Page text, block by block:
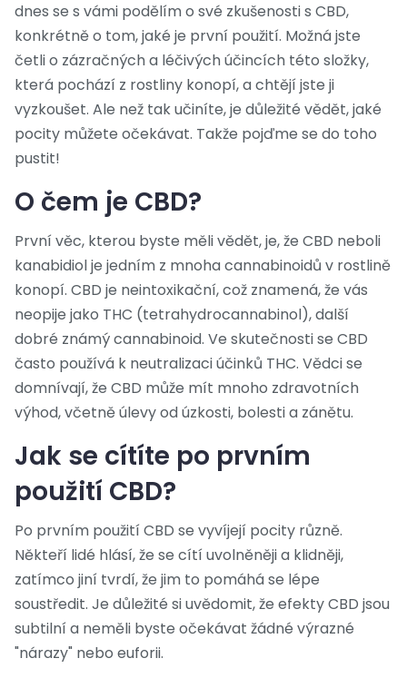
dnes se s vámi podělím o své zkušenosti s CBD,
konkrétně o tom, jaké je první použití. Možná jste
četli o zázračných a léčivých účincích této složky,
která pochází z rostliny konopí, a chtějí jste ji
vyzkoušet. Ale než tak učiníte, je důležité vědět, jaké
pocity můžete očekávat. Takže pojďme se do toho
pustit!
O čem je CBD?
První věc, kterou byste měli vědět, je, že CBD neboli
kanabidiol je jedním z mnoha cannabinoidů v rostlině
konopí. CBD je neintoxikační, což znamená, že vás
neopije jako THC (tetrahydrocannabinol), další
dobré známý cannabinoid. Ve skutečnosti se CBD
často používá k neutralizaci účinků THC. Vědci se
domnívají, že CBD může mít mnoho zdravotních
výhod, včetně úlevy od úzkosti, bolesti a zánětu.
Jak se cítíte po prvním
použití CBD?
Po prvním použití CBD se vyvíjejí pocity různě.
Někteří lidé hlásí, že se cítí uvolněněji a klidněji,
zatímco jiní tvrdí, že jim to pomáhá se lépe
soustředit. Je důležité si uvědomit, že efekty CBD jsou
subtilní a neměli byste očekávat žádné výrazné
"nárazy" nebo euforii.